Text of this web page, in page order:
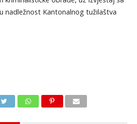
nadležnost Kantonalnog tužilaštva